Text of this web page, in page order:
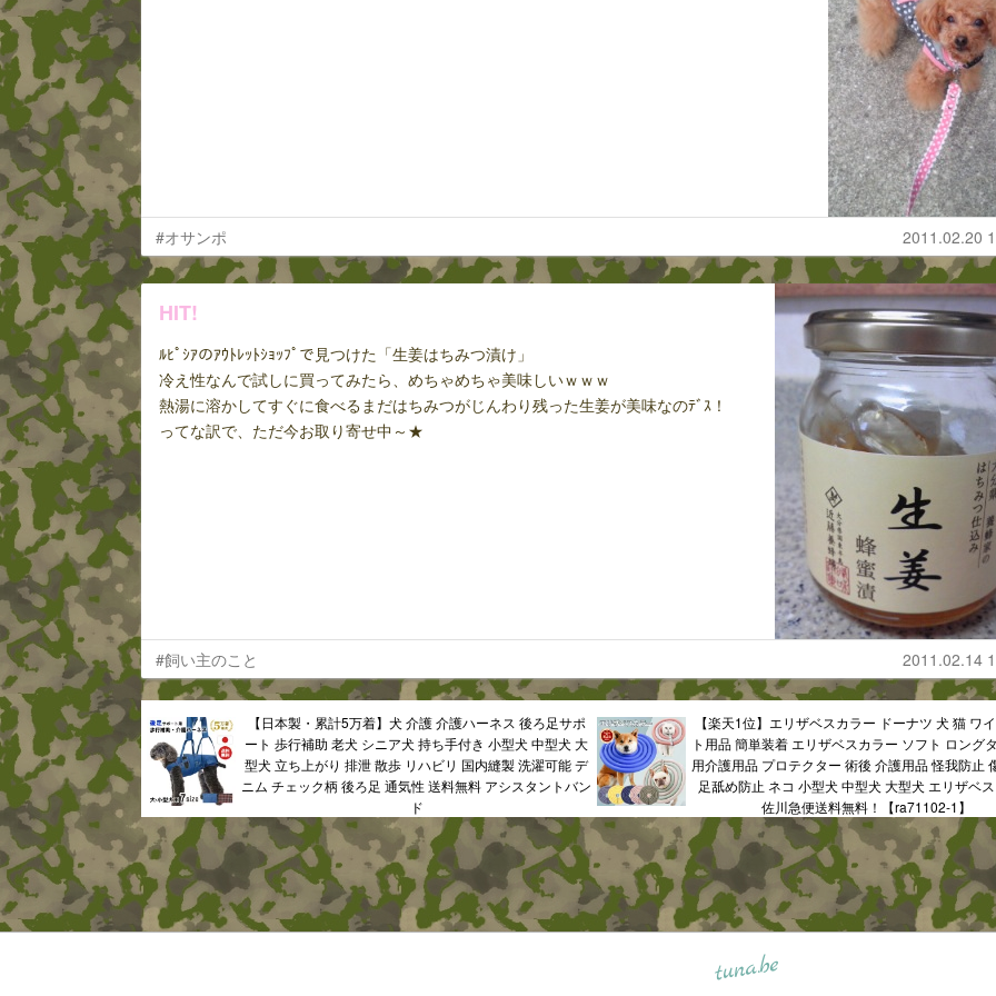
#オサンポ 2011.02.20
HIT!
ﾙﾋﾟｼｱのｱｳﾄﾚｯﾄｼｮｯﾌﾟで見つけた「生姜はちみつ漬け」
冷え性なんで試しに買ってみたら、めちゃめちゃ美味しいｗｗｗ
熱湯に溶かしてすぐに食べるまだはちみつがじんわり残った生姜が美味なのﾃﾞｽ！
ってな訳で、ただ今お取り寄せ中～★
#飼い主のこと 2011.02.14
【日本製・累計5万着】犬 介護 介護ハーネス 後ろ足サポ
ート 歩行補助 老犬 シニア犬 持ち手付き 小型犬 中型犬 大
型犬 立ち上がり 排泄 散歩 リハビリ 国内縫製 洗濯可能 デ
ニム チェック柄 後ろ足 通気性 送料無料 アシスタントバン
ド
【楽天1位】エリザベスカラー ドーナツ 犬 猫 ワ
ト用品 簡単装着 エリザベスカラー ソフト ロング
用介護用品 プロテクター 術後 介護用品 怪我防止
足舐め防止 ネコ 小型犬 中型犬 大型犬 エリザベ
佐川急便送料無料！【ra71102-1】
tuna.be